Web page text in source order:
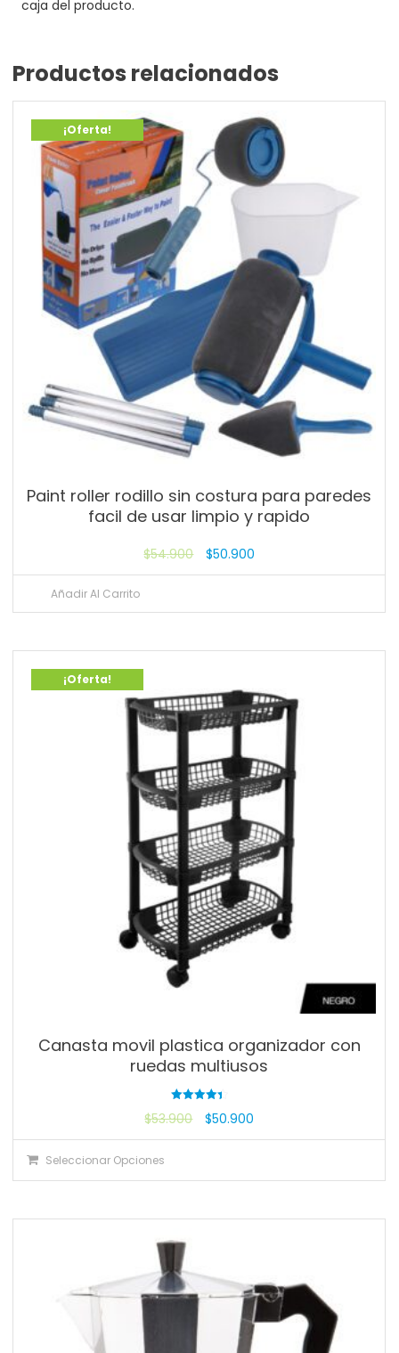
caja del producto.
Productos relacionados
¡Oferta!
Paint roller rodillo sin costura para paredes
facil de usar limpio y rapido
$54.900 $50.900
Añadir Al Carrito
¡Oferta!
Canasta movil plastica organizador con
ruedas multiusos
con
de 5
$53.900 $50.900
Seleccionar Opciones